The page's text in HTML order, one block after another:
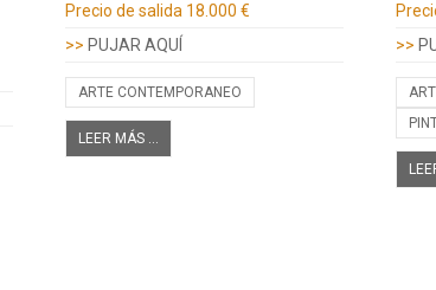
Precio de salida 18.000 €
>> PUJAR AQUÍ
ARTE CONTEMPORANEO
LEER MÁS ...
>>